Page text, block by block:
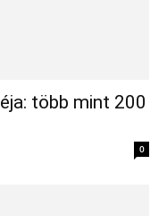
több mint 200
0